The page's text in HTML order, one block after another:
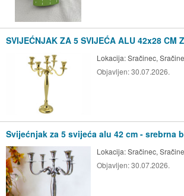
SVIJEĆNJAK ZA 5 SVIJEĆA ALU 42x28 CM
Lokacija:Sračinec,
Objavljen:30.07.2026.
Svijećnjak za 5 svijeća alu 42 cm - srebrna
Lokacija:Sračinec,
Objavljen:30.07.2026.